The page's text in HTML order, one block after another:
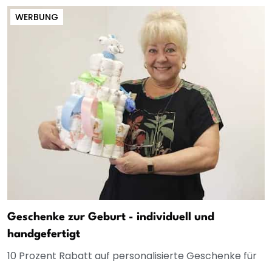
WERBUNG
Geschenke zur Geburt - individuell und
handgefertigt
10 Prozent Rabatt auf personalisierte Geschenke für